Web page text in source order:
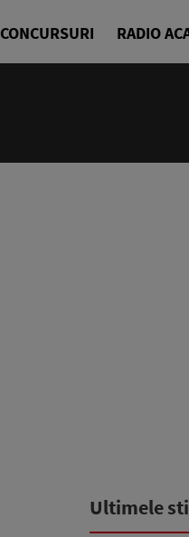
CONCURSURI RADIO
Ultimele